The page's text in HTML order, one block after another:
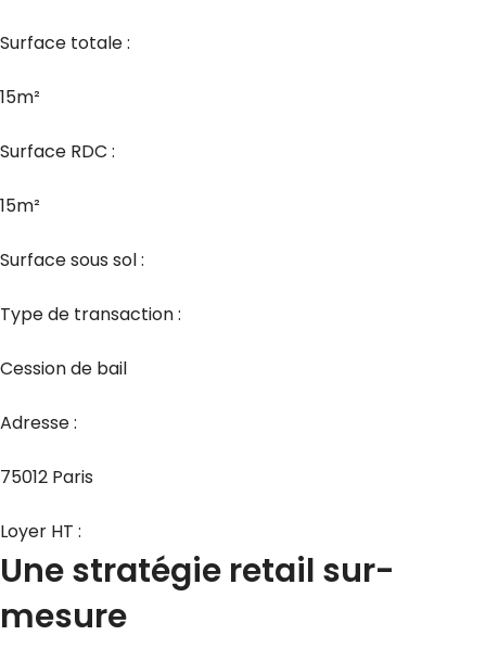
Surface totale :
15m²
Surface RDC :
15m²
Surface sous sol :
Type de transaction :
Cession de bail
Adresse :
75012 Paris
Loyer HT :
Une stratégie retail sur-
mesure